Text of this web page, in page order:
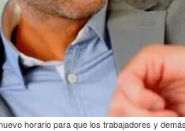
horario para que los trabajadores y